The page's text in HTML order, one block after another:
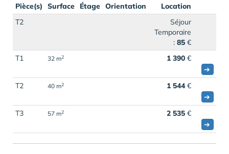
Pièce(s) Surface Étage Orientation
Location
T2
Séjour
Temporaire
: 85 €
T1
32 m2 1 390 €
➔
T2
40 m2 1 544€
➔
T3
57 m2 2 535 €
➔